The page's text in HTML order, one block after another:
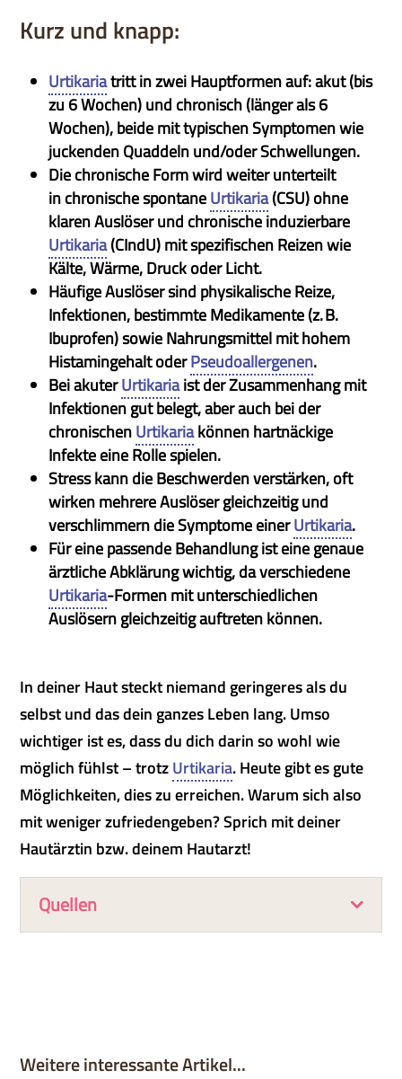
Kurz und knapp:
Urtikariatritt in zwei Hauptformen auf: akut (bis
zu 6 Wochen) und chronisch (länger als 6
Wochen), beide mit typischen Symptomen wie
juckenden Quaddeln und/oder Schwellungen.
Die chronische Form wird weiter unterteilt
in chronische spontaneUrtikaria(CSU) ohne
klaren Auslöser und chronische induzierbare
Urtikaria(CIndU) mit spezifischen Reizen wie
Kälte, Wärme, Druck oder Licht.
Häufige Auslöser sind physikalische Reize,
Infektionen, bestimmte Medikamente (z. B.
Ibuprofen) sowie Nahrungsmittel mit hohem
Histamingehalt oderPseudoallergenen.
Bei akuterUrtikariaist der Zusammenhang mit
Infektionen gut belegt, aber auch bei der
chronischenUrtikariakönnen hartnäckige
Infekte eine Rolle spielen.
Stress kann die Beschwerden verstärken, oft
wirken mehrere Auslöser gleichzeitig und
verschlimmern die Symptome einerUrtikaria.
Für eine passende Behandlung ist eine genaue
ärztliche Abklärung wichtig, da verschiedene
Urtikaria-Formen mit unterschiedlichen
Auslösern gleichzeitig auftreten können.
In deiner Haut steckt niemand geringeres als du
selbst und das dein ganzes Leben lang. Umso
wichtiger ist es, dass du dich darin so wohl wie
möglich fühlst – trotzUrtikaria. Heute gibt es gute
Möglichkeiten, dies zu erreichen. Warum sich also
mit weniger zufriedengeben? Sprich mit deiner
Hautärztin bzw. deinem Hautarzt!
Quellen
Weitere interessante Artikel...